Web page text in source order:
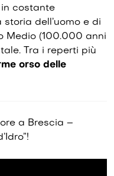
in costante
dell’uomo e di
Medio (100.000 anni
Tra i reperti più
orso delle
a Brescia –